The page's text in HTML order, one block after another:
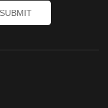
SUBMIT